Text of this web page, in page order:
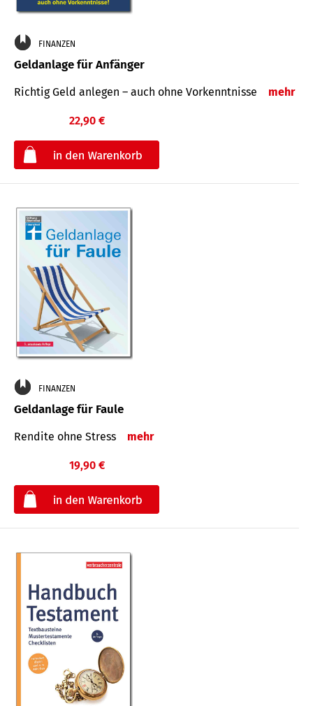
FINANZEN
Geldanlage für Anfänger
Richtig Geld anlegen – auch ohne Vorkenntnisse mehr
22,90 €
FINANZEN
Geldanlage für Faule
Rendite ohne Stress mehr
19,90 €